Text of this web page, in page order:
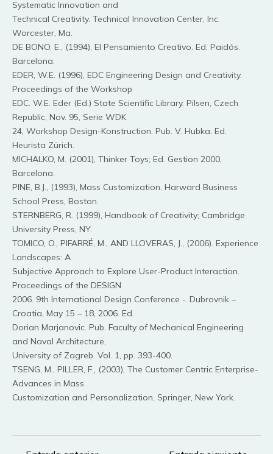
Systematic Innovation and
Technical Creativity. Technical Innovation Center, Inc.
Worcester, Ma.
DE BONO, E., (1994), El Pensamiento Creativo. Ed. Paidós.
Barcelona.
EDER, W.E. (1996), EDC Engineering Design and Creativity.
Proceedings of the Workshop
EDC. W.E. Eder (Ed.) State Scientific Library. Pilsen, Czech
Republic, Nov. 95, Serie WDK
24, Workshop Design-Konstruction. Pub. V. Hubka. Ed.
Heurista Zürich.
MICHALKO, M. (2001), Thinker Toys; Ed. Gestion 2000,
Barcelona.
PINE, B.J., (1993), Mass Customization. Harward Business
School Press, Boston.
STERNBERG, R. (1999), Handbook of Creativity; Cambridge
University Press, NY.
TOMICO, O., PIFARRÉ, M., AND LLOVERAS, J., (2006). Experience
Landscapes: A
Subjective Approach to Explore User-Product Interaction.
Proceedings of the DESIGN
2006. 9th International Design Conference -. Dubrovnik –
Croatia, May 15 – 18, 2006. Ed.
Dorian Marjanovic. Pub. Faculty of Mechanical Engineering
and Naval Architecture,
University of Zagreb. Vol. 1, pp. 393-400.
TSENG, M., PILLER, F., (2003), The Customer Centric Enterprise-
Advances in Mass
Customization and Personalization, Springer, New York.